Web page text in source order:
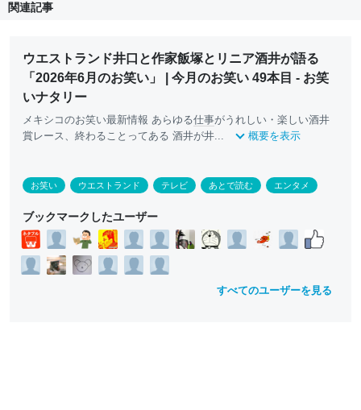
関連記事
ウエストランド井口と作家飯塚とリニア酒井が語る
「2026年6月のお笑い」 | 今月のお笑い 49本目 - お笑
いナタリー
メキシコのお笑い最新情報 あらゆる仕事がうれしい・楽しい酒井
賞レース、終わることってある 酒井が井...
概要を表示
お笑い ウエストランド テレビ あとで読む エンタメ
ブックマークしたユーザー
すべてのユーザーを見る